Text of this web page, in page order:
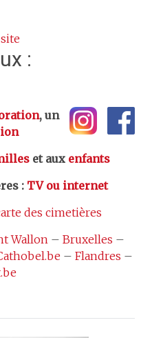
:
, un
et aux enfants
: TV ou internet
des cimetières
Wallon– Bruxelles –
– Flandres –